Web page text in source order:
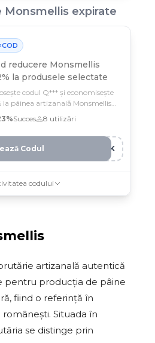
Monsmellis expirate
COD
reducere Monsmellis
la produsele selectate
codul Q*** și economisește
la pâinea artizanală Monsmellis
produsele selectate
%Succes 8 utilizări
LKK
Codul
codului
artizanală autentică
pentru producția de pâine
fiind o referință în
Situada în
se distinge prin